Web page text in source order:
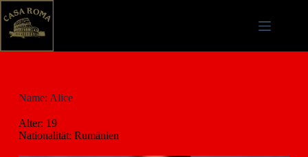
Name: Alice
Alter: 19
Nationalität: Rumänien